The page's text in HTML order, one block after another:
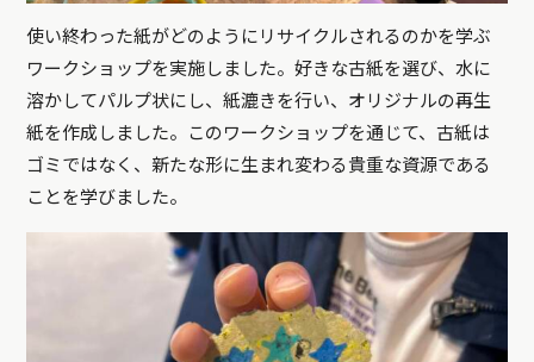
使い終わった紙がどのようにリサイクルされるのかを学ぶ
ワークショップを実施しました。好きな古紙を選び、水に
溶かしてパルプ状にし、紙漉きを行い、オリジナルの再生
紙を作成しました。このワークショップを通じて、古紙は
ゴミではなく、新たな形に生まれ変わる貴重な資源である
ことを学びました。